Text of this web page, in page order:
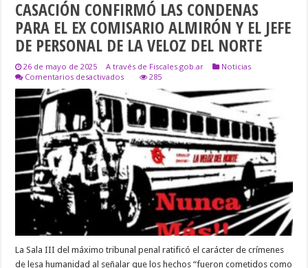
CASACIÓN CONFIRMÓ LAS CONDENAS
PARA EL EX COMISARIO ALMIRÓN Y EL JEFE
DE PERSONAL DE LA VELOZ DEL NORTE
26 de mayo de 2025 A través de Fiscales.gob.ar
Noticias
Comentarios desactivadosen
CONFIRMÓ
LAS
CONDENAS
PARA
EL
EX
COMISARIO
ALMIRÓN
Y
EL
JEFE
DE
PERSONAL
DE
VELOZ
DEL
285
La Sala III del máximo tribunal penal ratificó el carácter de crímenes
de lesa humanidad al señalar que los hechos “fueron cometidos como